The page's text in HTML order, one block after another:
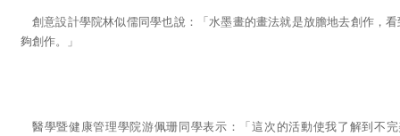
創意設計學院林似儒同學也說：「水墨畫的畫法就是放膽地去創作，
夠創作。」
醫學暨健康管理學院游佩珊同學表示：「這次的活動使我了解到不